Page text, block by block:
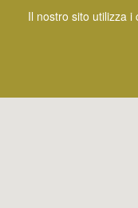
Il nostro sito utilizza